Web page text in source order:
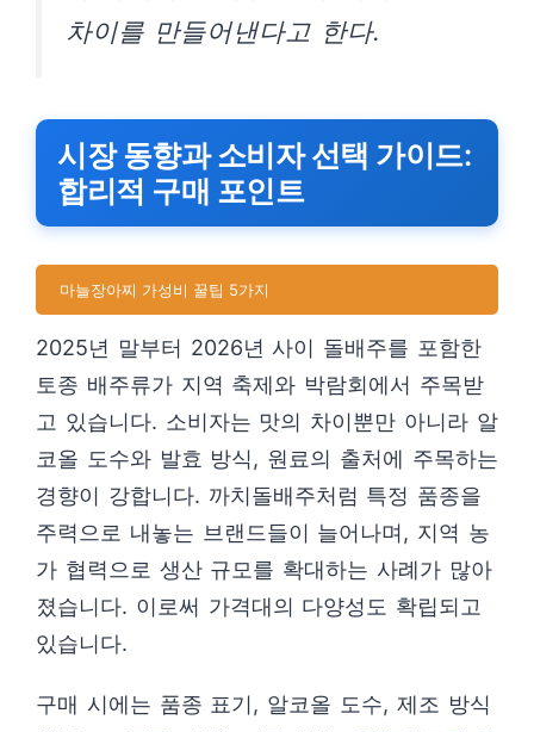
차이를 만들어낸다고 한다.
시장 동향과 소비자 선택 가이드:
합리적 구매 포인트
마늘장아찌 가성비 꿀팁 5가지
2025년 말부터 2026년 사이 돌배주를 포함한
토종 배주류가 지역 축제와 박람회에서 주목받
고 있습니다. 소비자는 맛의 차이뿐만 아니라 알
코올 도수와 발효 방식, 원료의 출처에 주목하는
경향이 강합니다. 까치돌배주처럼 특정 품종을
주력으로 내놓는 브랜드들이 늘어나며, 지역 농
가 협력으로 생산 규모를 확대하는 사례가 많아
졌습니다. 이로써 가격대의 다양성도 확립되고
있습니다.
구매 시에는 품종 표기, 알코올 도수, 제조 방식